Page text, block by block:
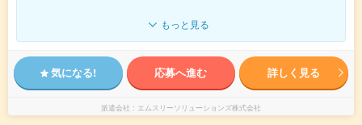
もっと見る
気になる! 応募へ進む 詳しく見る
派遣会社 エムスリーソリューションズ株式会社